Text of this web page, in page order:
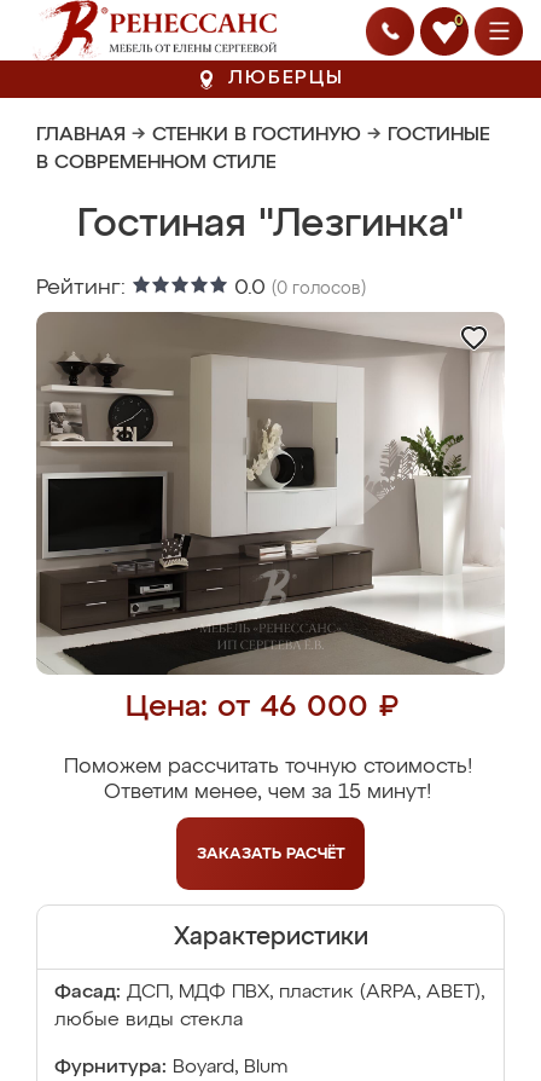
0
ЛЮБЕРЦЫ
ГЛАВНАЯ → СТЕНКИ В ГОСТИНУЮ → ГОСТИНЫЕ
В СОВРЕМЕННОМ СТИЛЕ
Гостиная "Лезгинка"
Рейтинг: 0.0 (0 голосов)
Цена: от 46 000 ₽
Поможем рассчитать точную стоимость!
Ответим менее, чем за 15 минут!
ЗАКАЗАТЬ РАСЧЁТ
Характеристики
Фасад: ДСП, МДФ ПВХ, пластик (ARPA, ABET),
любые виды стекла
Фурнитура: Boyard, Blum